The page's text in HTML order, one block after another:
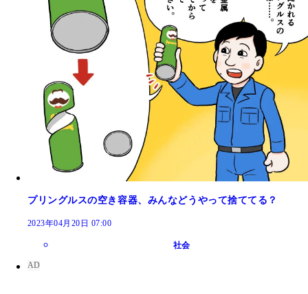
プリングルスの空き容器、みんなどうやって捨ててる？
2023年04月20日 07:00
社会